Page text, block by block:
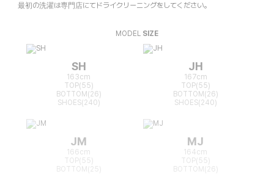
最初の洗濯は専門店にてドライクリーニングをしてください。
MODEL SIZE
SH
163cm
TOP(55)
BOTTOM(26)
SHOES(240)
JH
167cm
TOP(55)
BOTTOM(26)
SHOES(240)
JM
166cm
TOP(55)
BOTTOM(25)
MJ
164cm
TOP(55)
BOTTOM(26)